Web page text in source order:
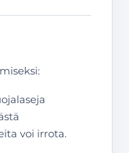
voi irrota.